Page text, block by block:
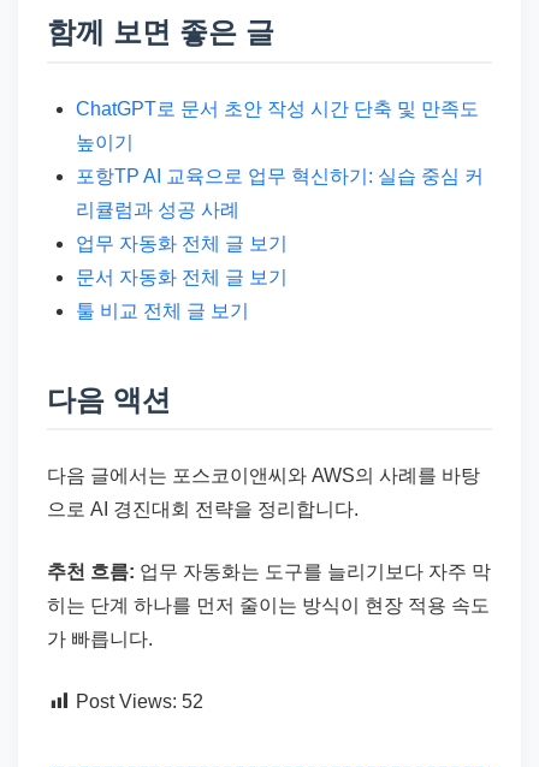
함께 보면 좋은 글
ChatGPT로 문서 초안 작성 시간 단축 및 만족도
높이기
포항TP AI 교육으로 업무 혁신하기: 실습 중심 커
리큘럼과 성공 사례
업무 자동화 전체 글 보기
문서 자동화 전체 글 보기
툴 비교 전체 글 보기
다음 액션
다음 글에서는 포스코이앤씨와 AWS의 사례를 바탕
으로 AI 경진대회 전략을 정리합니다.
추천 흐름: 업무 자동화는 도구를 늘리기보다 자주 막
히는 단계 하나를 먼저 줄이는 방식이 현장 적용 속도
가 빠릅니다.
Post Views: 52